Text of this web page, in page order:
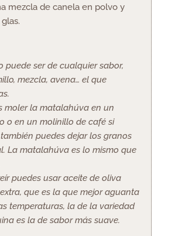
mezcla de canela en polvo y
puede ser de cualquier sabor,
mezcla, avena… el que
moler la matalahúva en un
o en un molinillo de café si
puedes dejar los granos
La matalahúva es lo mismo que
puedes usar aceite de oliva
que es la que mejor aguanta
temperaturas, la de la variedad
es la de sabor más suave.